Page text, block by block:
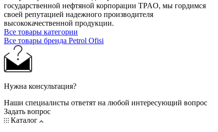
государственной нефтяной корпорации TPAO, мы гордимся
своей репутацией надежного производителя
высококачественной продукции.
Все товары категории
Все товары бренда Petrol Ofisi
Нужна консультация?
Наши специалисты ответят на любой интересующий вопрос
Задать вопрос
Каталог